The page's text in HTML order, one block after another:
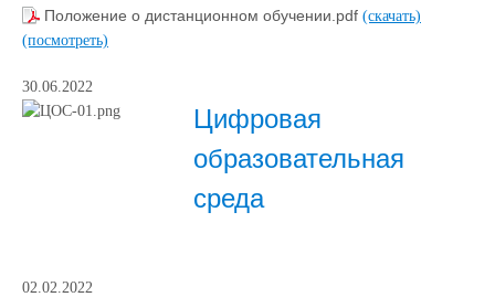
Положение о дистанционном обучении.pdf (скачать)
(посмотреть)
30.06.2022
Цифровая
образовательная
среда
02.02.2022